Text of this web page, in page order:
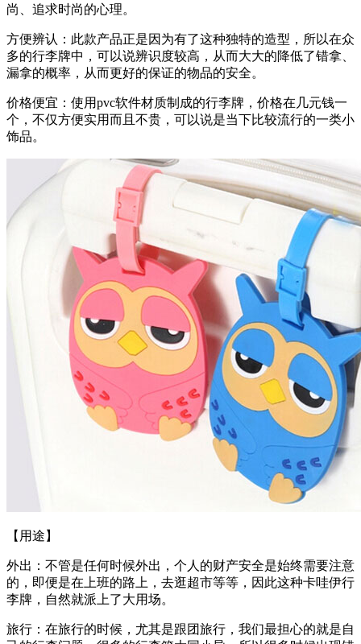
尚、追求时尚的心理。
方便辨认：此款产品正是因为有了这种独特的造型，所以在众
多的行李牌中，可以说辨识度较高，从而大大的降低了错拿、
漏拿的概率，从而更好的保证的物品的安全。
价格便宜：使用pvc软件材质制成的行李牌，价格在几元钱一
个，不仅方便实用而且不贵，可以说是当下比较流行的一类小
饰品。
【用途】
外出：不管是任何时候外出，个人的财产安全是始终需要注意
的，即便是在上班的路上，去逛超市等等，因此这种卡哇伊行
李牌，自然就派上了大用场。
旅行：在旅行的时候，尤其是跟团旅行，我们最担心的就是自